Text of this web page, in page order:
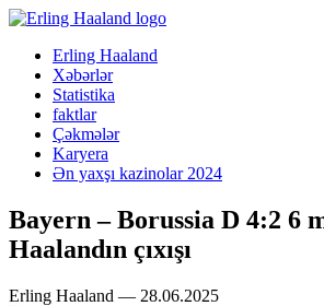
Erling Haaland
Xəbərlər
Statistika
faktlar
Çəkmələr
Karyera
Ən yaxşı kazinolar 2024
Bayern – Borussia D 4:2 6
Haalandın çıxışı
Erling Haaland — 28.06.2025